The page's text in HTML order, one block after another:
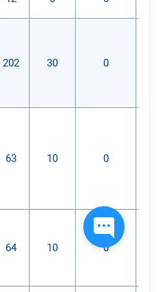
202 30 0
63 10 0
64 10 0